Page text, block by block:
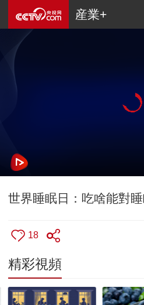
産業+
世界睡眠日：吃啥能對
18
精彩視頻